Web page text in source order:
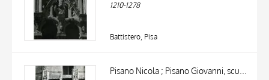
1210-1278
Battistero, Pisa